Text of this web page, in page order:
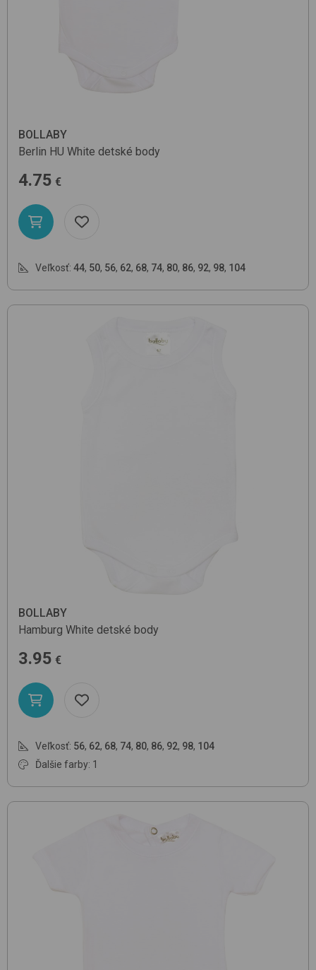
BOLLABY
Berlin HU White detské body
4.75 €
Veľkosť: 44, 50, 56, 62, 68, 74, 80, 86, 92, 98, 104
BOLLABY
Hamburg White detské body
3.95 €
Veľkosť: 56, 62, 68, 74, 80, 86, 92, 98, 104
Ďalšie farby: 1